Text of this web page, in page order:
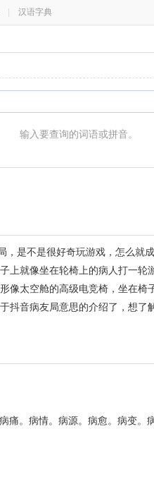
汉语字典
输入要查询的词语或拼音。
是不是很好奇玩游戏，怎么就
就像坐在轮椅上的病人打一轮
像太空舱的高级电竞椅，坐在
音病友局意思的介绍了，想了
痛。病情。病源。病愈。病变。